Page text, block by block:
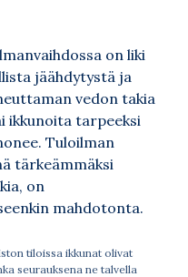
on liki
jäähdytystä ja
vedon takia
ikkunoita tarpeeksi
Tuloilman
tärkeämmäksi
on
mahdotonta.
tiloissa ikkunat olivat
seurauksena ne talvella